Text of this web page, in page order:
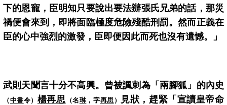
下的恩寵，臣明知只要說出要法辦張氏兄弟的話，那災
禍便會來到，即將面臨極度危險殘酷刑罰。然而正義在
臣的心中強烈的激發，臣即便因此而死也沒有遺憾。」
武則天聞言十分不高興。曾被諷刺為「兩腳狐」的內史
（中書令） 楊再思 （名琳 ，字再思 ）
見狀，趕緊「宣讀皇帝命